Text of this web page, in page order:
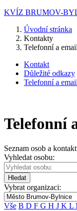
KVÍZ BRUMOV-
Úvodní stránka
Kontakty
Telefonní a
Kontakt
Důležité odkazy
Telefonní a
Telefonní
Seznam osob a
Vyhledat osobu:
Hledat
Vybrat organizaci:
Vše B D F G H J K L